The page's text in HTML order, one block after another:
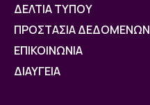
ΔΕΛΤΙΑ ΤΥΠΟΥ
ΠΡΟΣΤΑΣΙΑ ΔΕΔΟΜΕΝΩΝ
ΕΠΙΚΟΙΝΩΝΙΑ
ΔΙΑΥΓΕΙΑ